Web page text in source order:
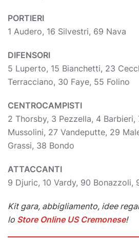
PORTIERI
1 Audero, 16 Silvestri, 69 Nava
DIFENSORI
5 Luperto, 15 Bianchetti, 23
Terracciano, 30 Faye, 55 Folino
CENTROCAMPISTI
2 Thorsby, 3 Pezzella, 4
Mussolini, 27 Vandeputte, 29
Grassi, 38 Bondo
ATTACCANTI
9 Djuric, 10 Vardy, 90 Bonazzoli,
Kit gara, abbigliamento, idee
lo Store Online US Cremonese!